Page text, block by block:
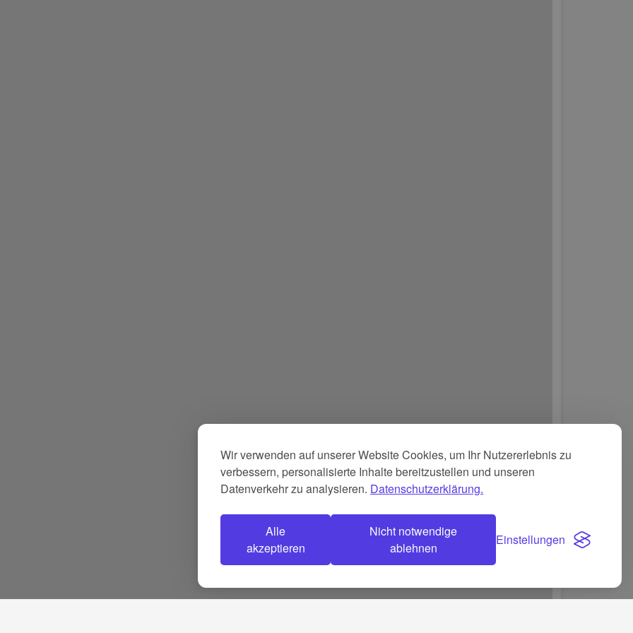
Wir verwenden auf unserer Website Cookies, um Ihr Nutzererlebnis zu
verbessern, personalisierte Inhalte bereitzustellen und unseren
Datenverkehr zu analysieren. Datenschutzerklärung.
Alle
akzeptieren
Nicht notwendige
ablehnen
Einstellungen